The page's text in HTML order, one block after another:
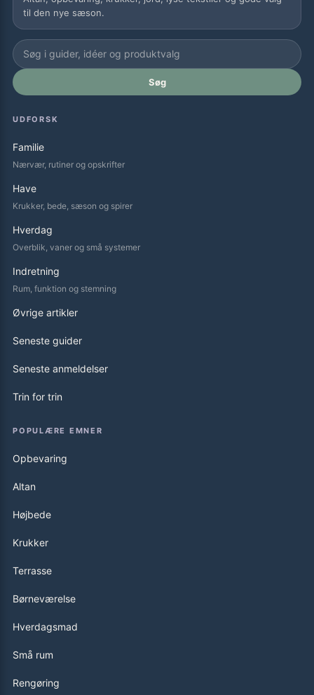
til den nye sæson.
Søg
UDFORSK
Familie
Nærvær, rutiner og opskrifter
Have
Krukker, bede, sæson og spirer
Hverdag
Overblik, vaner og små systemer
Indretning
Rum, funktion og stemning
Øvrige artikler
Seneste guider
Seneste anmeldelser
Trin for trin
POPULÆRE EMNER
Opbevaring
Altan
Højbede
Krukker
Terrasse
Børneværelse
Hverdagsmad
Små rum
Rengøring